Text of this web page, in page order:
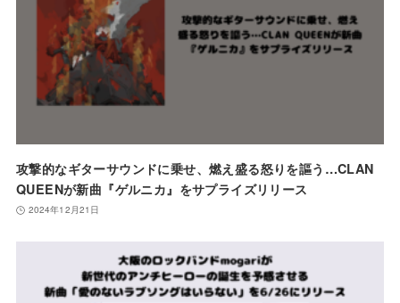
攻撃的なギターサウンドに乗せ、燃え盛る怒りを謳う…CLAN
QUEENが新曲『ゲルニカ』をサプライズリリース
2024年12月21日